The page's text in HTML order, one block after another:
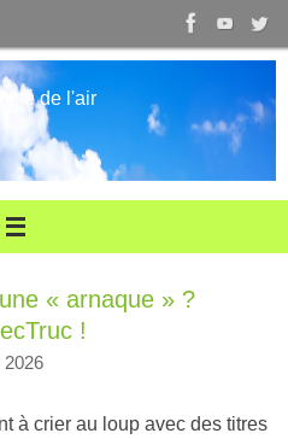
de l'air
« arnaque » ?
!
2026
à crier au loup avec des titres